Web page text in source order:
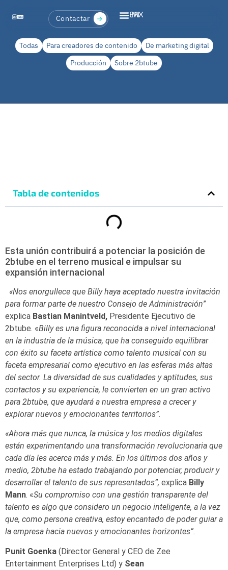
Contactar EN
MX
Todas Para creadores de contenido
De marketing digital
Producción
Sobre 2btube
Tabla de contenidos
Esta unión contribuirá a potenciar la posición de
2btube en el terreno musical e impulsar su
expansión internacional
«Nos enorgullece que Billy haya aceptado nuestra invitación
para formar parte de nuestro Consejo de Administración”
explica Bastian Manintveld, Presidente Ejecutivo de
2btube. «Billy es una figura reconocida a nivel internacional
en la industria de la música, que ha conseguido equilibrar
con éxito su faceta artística como talento musical con su
faceta empresarial como ejecutivo en las esferas más altas
del sector. La diversidad de sus cualidades y aptitudes, sus
contactos y su experiencia, le convierten en un gran activo
para 2btube, que ayudará a nuestra empresa a crecer y
explorar nuevos y emocionantes territorios”.
«Ahora más que nunca, la música y los medios digitales
están experimentando una transformación revolucionaria que
cada día les acerca más y más. En los últimos dos años y
medio, 2btube ha estado trabajando por potenciar, producir y
desarrollar el talento de sus representados”, explica Billy
Mann. «Su compromiso con una gestión transparente del
talento es algo que considero un negocio inteligente, a la vez
que, como persona creativa, estoy encantado de poder guiar a
la empresa hacia nuevos y emocionantes horizontes”.
Punit Goenka (Director General y CEO de Zee
Entertainment Enterprises Ltd) y Sean